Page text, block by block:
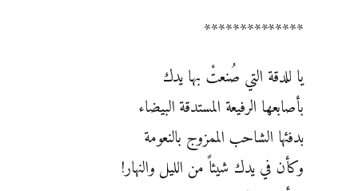
**************
يا للدقة التي صُنعتْ بها يدك
بأصابعها الرفيعة المستدقة البيضاء
بدفئها الشاحب الممزوج بالنعومة
وكأن في يدك شيئاً من الليل والنهار!